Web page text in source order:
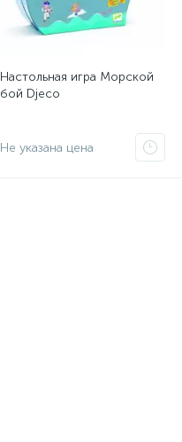
Настольная игра Морской
бой Djeco
Не указана цена